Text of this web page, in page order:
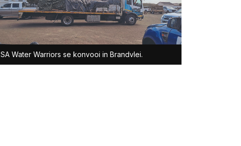
SA Water Warriors se konvooi in Brandvlei.